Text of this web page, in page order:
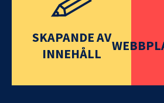
SKAPANDE AV
INNEHÅLL